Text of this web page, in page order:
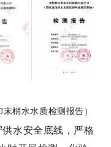
梢水水质检测报告）
水安全底线，严格